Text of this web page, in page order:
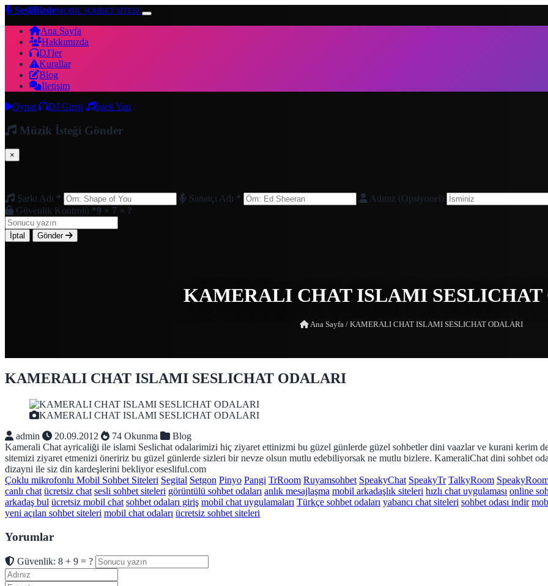
SesliBizdeMOBİL SOHBET SİTESİ
Ana Sayfa
Hakkımızda
DJ'ler
Kurallar
Blog
İletişim
Oynat
DJ Girişi İstek Yap
Müzik İsteği Gönder
×
Şarkı Adı * Sanatçı Adı * Adınız (Opsiyonel)
Güvenlik Kontrolü *9 × 7 = ?
İptal Gönder
KAMERALI CHAT ISLAMI
Ana Sayfa /KAMERALI CHAT ISLAMI SESLICHAT ODALARI
KAMERALI CHAT ISLAMI SESLICHAT ODALARI
KAMERALI CHAT ISLAMI SESLICHAT ODALARI
admin
20.09.2012 74 Okunma
Blog
Kamerali Chat ayricaliği ile islami Seslichat odalarimizi hiç ziyaret ettinizmi bu güzel günlerde güzel sohbetler dini vaazlar ve kurani kerim
sitemizi ziyaret etmenizi öneririz bu güzel günlerde sizleri bir nevze olsun mutlu edebiliyorsak ne mutlu bizlere. KameraliChat dini sohbet
dizayni ile siz din kardeşlerini bekliyor esesliful.com
Çoklu mikrofonlu Mobil Sohbet Siteleri Segital Setgon Pinyo Pangi TrRoom Ruyamsohbet SpeakyChat SpeakyTr TalkyRoom
canlı chat ücretsiz chat sesli sohbet siteleri görüntülü sohbet odaları anlık mesajlaşma mobil arkadaşlık siteleri hızlı chat uygulaması online
arkadaş bul ücretsiz mobil chat sohbet odaları giriş mobil chat uygulamaları Türkçe sohbet odaları yabancı chat siteleri sohbet odası indir
yeni açılan sohbet siteleri mobil chat odaları ücretsiz sohbet siteleri
Yorumlar
Güvenlik: 8 + 9 = ?